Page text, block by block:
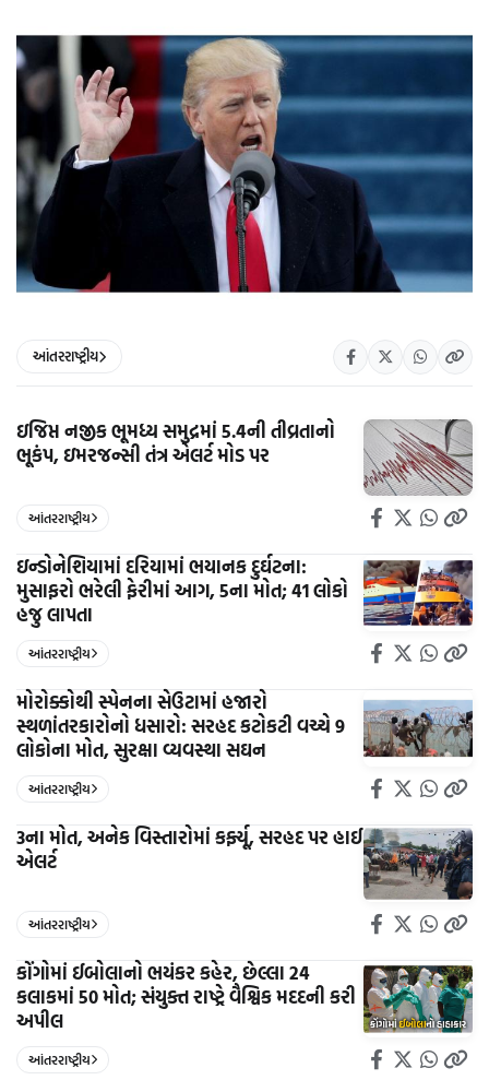
આંતરરાષ્ટ્રીય
ઇજિપ્ત નજીક ભૂમધ્ય સમુદ્રમાં 5.4ની તીવ્રતાનો
ભૂકંપ, ઇમરજન્સી તંત્ર એલર્ટ મોડ પર
આંતરરાષ્ટ્રીય
ઇન્ડોનેશિયામાં દરિયામાં ભયાનક દુર્ઘટના:
મુસાફરો ભરેલી ફેરીમાં આગ, 5ના મોત; 41 લોકો
હજુ લાપતા
આંતરરાષ્ટ્રીય
મોરોક્કોથી સ્પેનના સેઉટામાં હજારો
સ્થળાંતરકારોનો ધસારો: સરહદ કટોકટી વચ્ચે 9
લોકોના મોત, સુરક્ષા વ્યવસ્થા સઘન
આંતરરાષ્ટ્રીય
3ના મોત, અનેક વિસ્તારોમાં કર્ફ્યૂ, સરહદ પર હાઈ
એલર્ટ
આંતરરાષ્ટ્રીય
કોંગોમાં ઈબોલાનો ભયંકર કહેર, છેલ્લા 24
કલાકમાં 50 મોત; સંયુક્ત રાષ્ટ્રે વૈશ્વિક મદદની કરી
અપીલ
આંતરરાષ્ટ્રીય